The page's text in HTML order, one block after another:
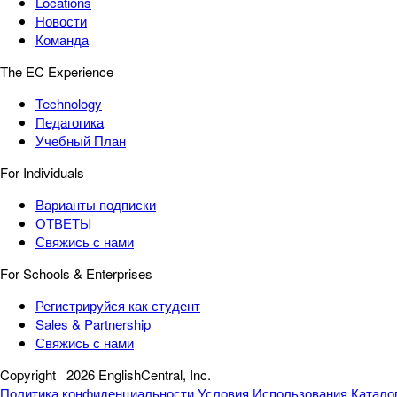
Новости
Команда
The EC Experience
Technology
Педагогика
Учебный План
For Individuals
Варианты подписки
ОТВЕТЫ
Свяжись с нами
For Schools & Enterprises
Регистрируйся как студент
Sales & Partnership
Свяжись с нами
Copyright 2026 EnglishCentral, Inc.